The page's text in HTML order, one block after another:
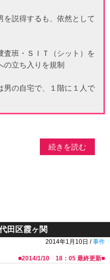
を説得するも、依然として
査班・ＳＩＴ（シット）を
の立ち入りを規制
男の自宅で、１階に１人で
続きを読む
田区霞ヶ関
2014年1月10日 /事件
■2014/1/10 18：05 最終更新■